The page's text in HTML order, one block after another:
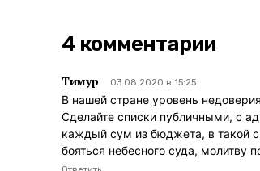
4 комментарии
Тимур 03.08.2020 в 15:25
В нашей стране уровень
Сделайте списки публичными, с
каждый сум из бюджета, в такой
бояться небесного суда, молитву